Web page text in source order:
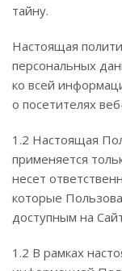
тайну.
Настоящая
персональных
ко всей
о посетителях
1.2 Настоящая
применяется
несет
которые
доступным на
1.2 В рамках